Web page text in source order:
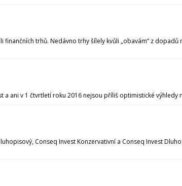
trhů. Nedávno trhy šílely kvůli „obavám“ z
ani v 1 čtvrtletí roku 2016 nejsou příliš optimistické výhledy
Conseq Invest Konzervativní a Conseq Invest